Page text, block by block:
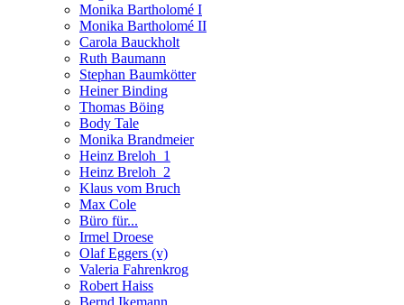
Monika Bartholomé I
Monika Bartholomé II
Carola Bauckholt
Ruth Baumann
Stephan Baumkötter
Heiner Binding
Thomas Böing
Body Tale
Monika Brandmeier
Heinz Breloh_1
Heinz Breloh_2
Klaus vom Bruch
Max Cole
Büro für...
Irmel Droese
Olaf Eggers (v)
Valeria Fahrenkrog
Robert Haiss
Bernd Ikemann